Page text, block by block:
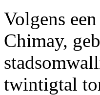
Volgens
Chimay,
twintigtal